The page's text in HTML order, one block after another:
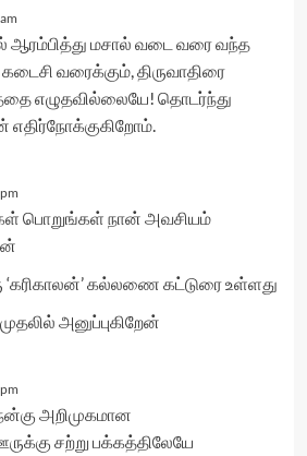
ஆரம்பித்து மசால் வடை வரை வந்த
வரைக்கும், திருவாதிரை
எழுதவில்லையே! தொடர்ந்து
பொறுங்கள் நான் அவசியம்
‘கரிகாலன்’ கல்லணை கட்டுரை உள்ளது
அனுப்புகிறேன்
அறிமுகமான
சற்று பக்கத்திலேயே